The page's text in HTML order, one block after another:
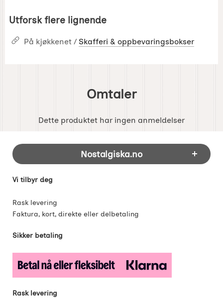
Utforsk flere lignende
På kjøkkenet / Skafferi & oppbevaringsbokser
Omtaler
Dette produktet har ingen anmeldelser
Footer-innhold Blandet informasjon og
Nostalgiska.no
Vi tilbyr deg
Rask levering
Faktura, kort, direkte eller delbetaling
Sikker betaling
Rask levering